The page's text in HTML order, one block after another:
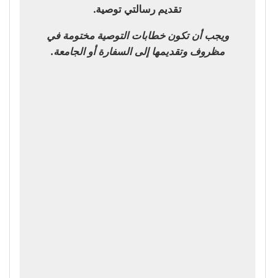
تقديم رسالتي توصية.
ويجب أن تكون خطابات التوصية مختومة في
مظروف وتقديمها إلى السفارة أو الجامعة.